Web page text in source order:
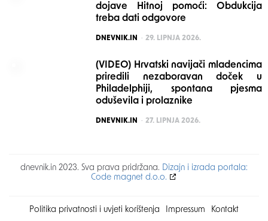
dojave Hitnoj pomoći: Obdukcija
treba dati odgovore
POSTED
DNEVNIK.IN 29. LIPNJA 2026.
(VIDEO) Hrvatski navijači mladencima
priredili nezaboravan doček u
Philadelphiji, spontana pjesma
oduševila i prolaznike
POSTED
DNEVNIK.IN 27. LIPNJA 2026.
dnevnik.in 2023. Sva prava pridržana. Dizajn i izrada portala:
Code magnet d.o.o.
Politika privatnosti i uvjeti korištenja Impressum Kontakt